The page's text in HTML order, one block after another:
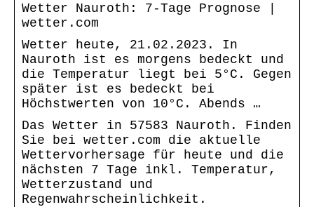
Wetter Nauroth: 7-Tage Prognose |
wetter.com
Wetter heute, 21.02.2023. In
Nauroth ist es morgens bedeckt und
die Temperatur liegt bei 5°C. Gegen
später ist es bedeckt bei
Höchstwerten von 10°C. Abends …
Das Wetter in 57583 Nauroth. Finden
Sie bei wetter.com die aktuelle
Wettervorhersage für heute und die
nächsten 7 Tage inkl. Temperatur,
Wetterzustand und
Regenwahrscheinlichkeit.